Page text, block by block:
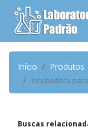
Início Produtos
Incubadora
Buscas